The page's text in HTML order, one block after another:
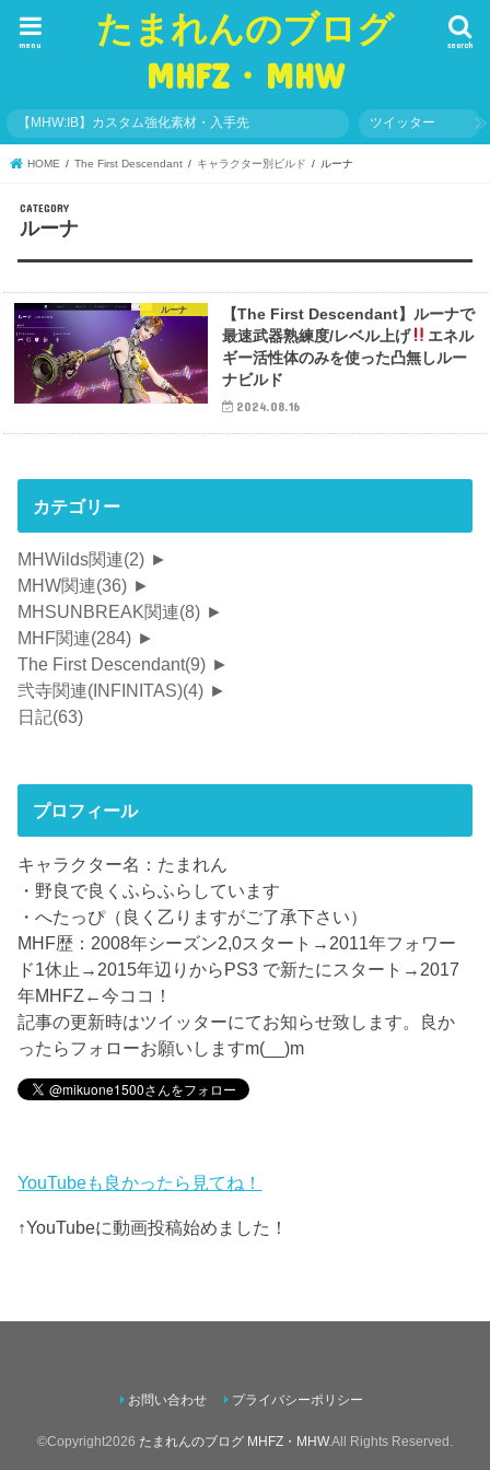
たまれんのブログ
MHFZ・MHW
search
menu
【MHW:IB】カスタム強化素材・入手先 ツイッター
HOME The First Descendant キャラクター別ビルド ルーナ
ルーナ
ルーナ
【The First Descendant】ルーナで
最速武器熟練度/レベル上げ
エネル
ギー活性体のみを使った凸無しルー
ナビルド
2024.08.16
カテゴリー
MHWilds関連(2) ►
MHW関連(36) ►
MHSUNBREAK関連(8) ►
MHF関連(284) ►
The First Descendant(9) ►
弐寺関連(INFINITAS)(4) ►
日記(63)
プロフィール
キャラクター名：たまれん
・野良で良くふらふらしています
・へたっぴ（良く乙りますがご了承下さい）
MHF歴：2008年シーズン2,0スタート→2011年フォワー
ド1休止→2015年辺りからPS3 で新たにスタート→2017
年MHFZ←今ココ！
記事の更新時はツイッターにてお知らせ致します。良か
ったらフォローお願いしますm(__)m
YouTubeも良かったら見てね！
↑YouTubeに動画投稿始めました！
お問い合わせ プライバシーポリシー
©Copyright2026 たまれんのブログ MHFZ・MHW.All Rights Reserved.